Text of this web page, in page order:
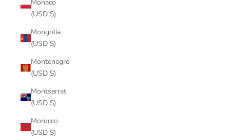
Monaco
(USD $)
Mongolia
(USD $)
Montenegro
(USD $)
Montserrat
(USD $)
Morocco
(USD $)